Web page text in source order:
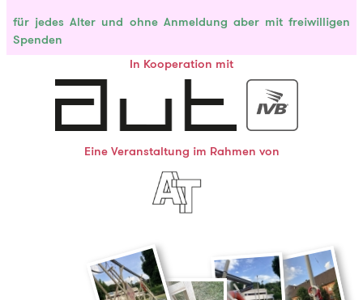
für jedes Alter und ohne Anmeldung aber mit freiwilligen
Spenden
In Kooperation mit
Eine Veranstaltung im Rahmen von